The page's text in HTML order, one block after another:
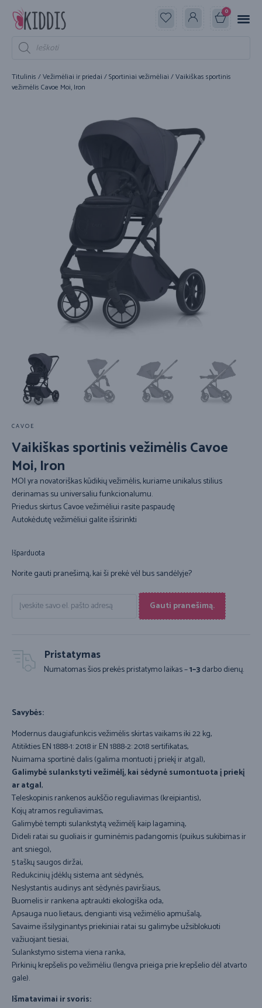
0
Titulinis /Vežimėliai ir priedai /Sportiniai vežimėliai / Vaikiškas sportinis
vežimėlis Cavoe Moi, Iron
CAVOE
Vaikiškas sportinis vežimėlis Cavoe
Moi, Iron
MOI yra novatoriškas kūdikių vežimėlis, kuriame unikalus stilius
derinamas su universaliu funkcionalumu.
Priedus skirtus Cavoe vežimėliui rasite paspaudę
Autokėdutę vežimėliui galite išsirinkti
Išparduota
Norite gauti pranešimą, kai ši prekė vėl bus sandėlyje?
Gauti pranešimą.
Pristatymas
Numatomas šios prekės pristatymo laikas –1–3darbo dienų.
Savybės:
Modernus daugiafunkcis vežimėlis skirtas vaikams iki 22 kg,
Atitikties EN 1888-1: 2018 ir EN 1888-2: 2018 sertifikatas,
Nuimama sportinė dalis (galima montuoti į priekį ir atgal),
Galimybė sulankstyti vežimėlį, kai sėdynė sumontuota į priekį
ar atgal,
Teleskopinis rankenos aukščio reguliavimas (kreipiantis),
Kojų atramos reguliavimas,
Galimybė tempti sulankstytą vežimėlį kaip lagaminą,
Dideli ratai su guoliais ir guminėmis padangomis (puikus sukibimas ir
ant sniego),
5 taškų saugos diržai,
Redukcinių įdėklų sistema ant sėdynės,
Neslystantis audinys ant sėdynės paviršiaus,
Buomelis ir rankena aptraukti ekologiška oda,
Apsauga nuo lietaus, dengianti visą vežimėlio apmušalą,
Savaime išsilyginantys priekiniai ratai su galimybe užsiblokuoti
važiuojant tiesiai,
Sulankstymo sistema viena ranka,
Pirkinių krepšelis po vežimėliu (lengva prieiga prie krepšelio dėl atvarto
gale).
Išmatavimai ir svoris: